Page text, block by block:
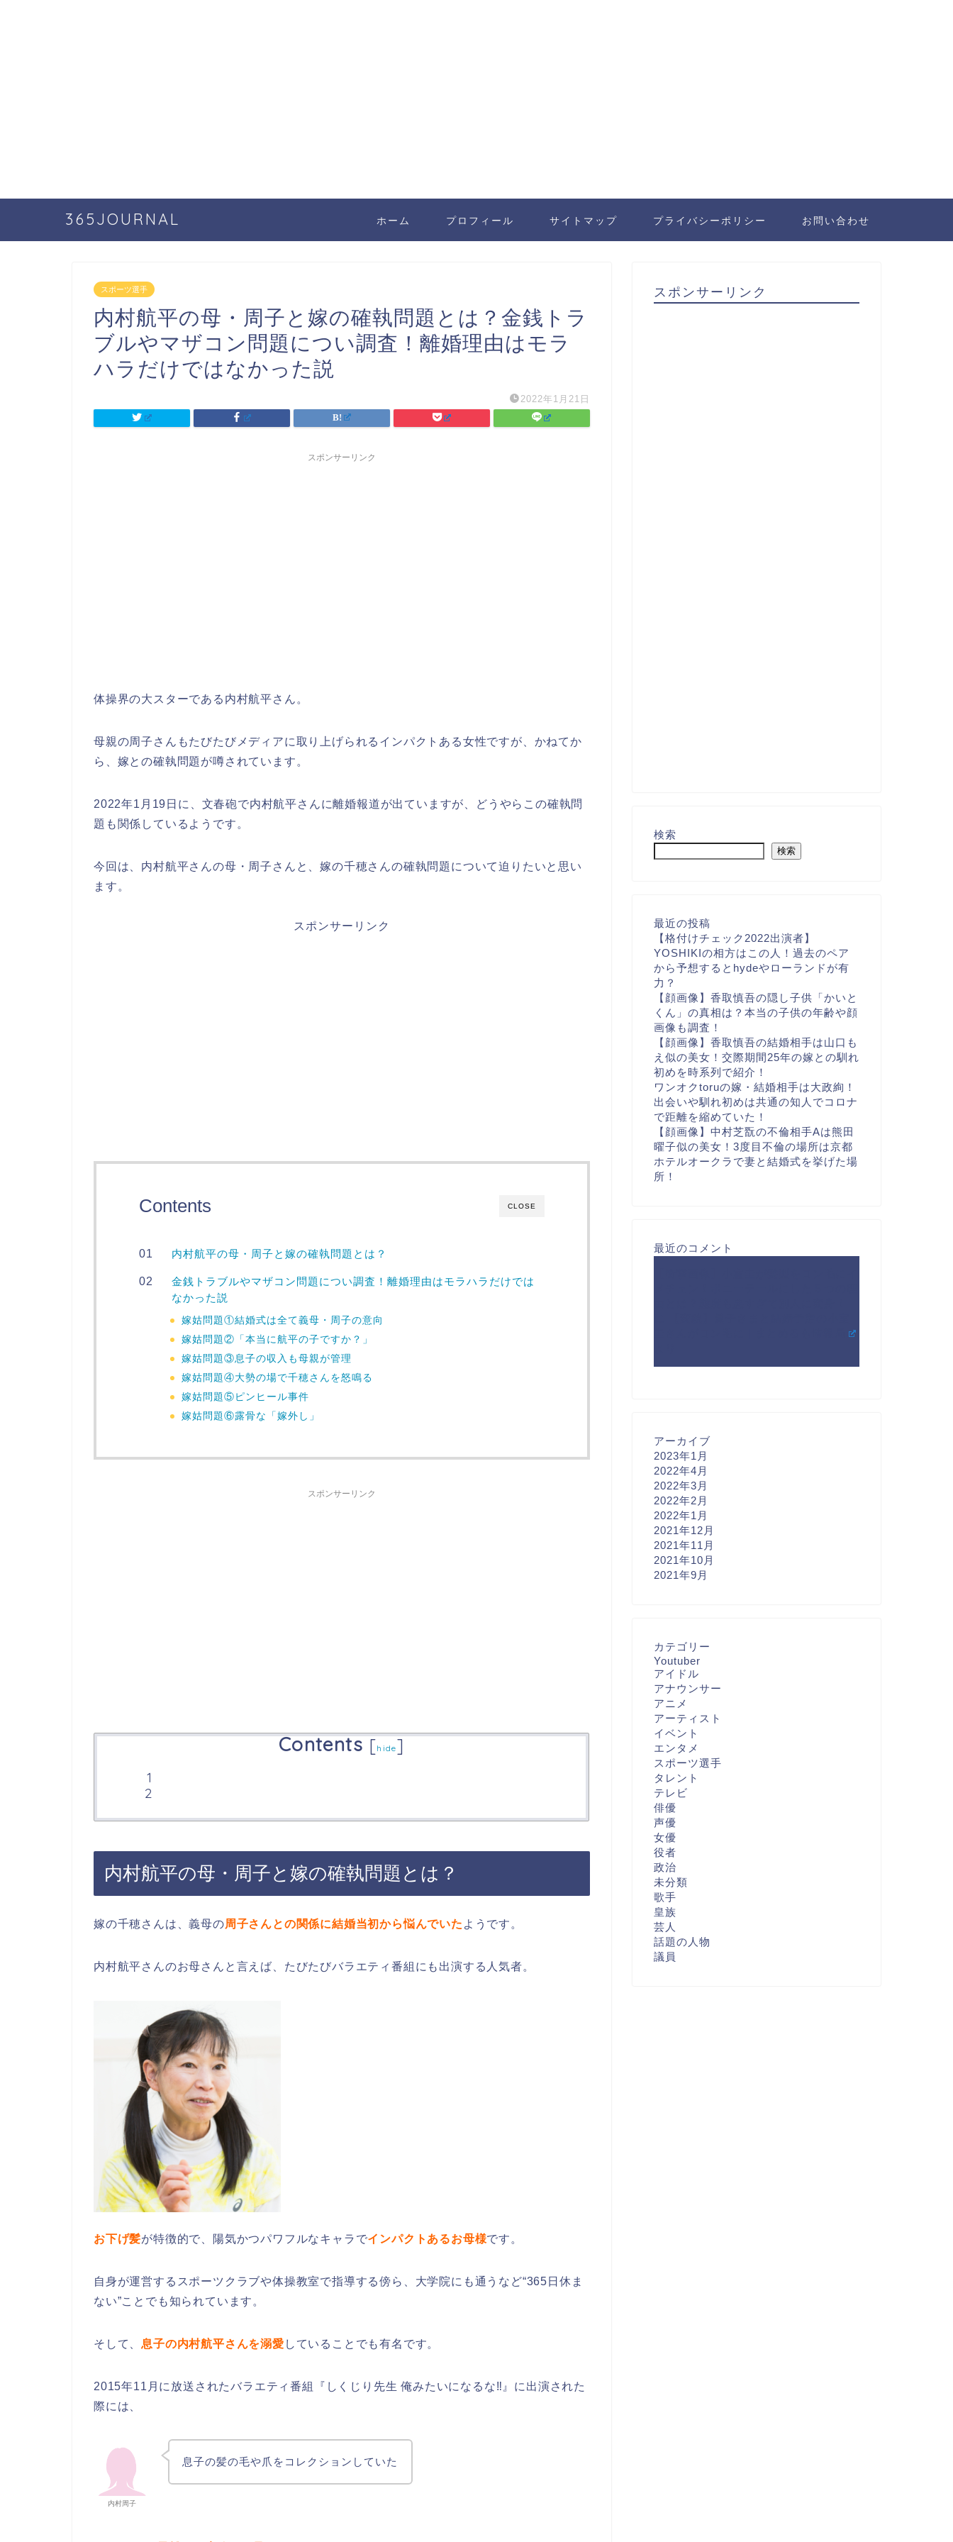
365JOURNAL ホーム プロフィール サイトマップ プライバシーポリシー お問い合わせ
スポーツ選手
内村航平の母・周子と嫁の確執問題とは？金銭トラ
ブルやマザコン問題につい調査！離婚理由はモラ
ハラだけではなかった説
2022年1月21日
スポンサーリンク
体操界の大スターである内村航平さん。
母親の周子さんもたびたびメディアに取り上げられるインパクトある女性ですが、かねてか
ら、嫁との確執問題が噂されています。
2022年1月19日に、文春砲で内村航平さんに離婚報道が出ていますが、どうやらこの確執問
題も関係しているようです。
今回は、内村航平さんの母・周子さんと、嫁の千穂さんの確執問題について迫りたいと思い
ます。
スポンサーリンク
CLOSE
Contents
内村航平の母・周子と嫁の確執問題とは？
金銭トラブルやマザコン問題につい調査！離婚理由はモラハラだけでは
なかった説
嫁姑問題①結婚式は全て義母・周子の意向
嫁姑問題②「本当に航平の子ですか？」
嫁姑問題③息子の収入も母親が管理
嫁姑問題④大勢の場で千穂さんを怒鳴る
嫁姑問題⑤ピンヒール事件
嫁姑問題⑥露骨な「嫁外し」
スポンサーリンク
Contents [hide]
内村航平の母・周子と嫁の確執問題とは？
嫁の千穂さんは、義母の周子さんとの関係に結婚当初から悩んでいた ようです。
内村航平さんのお母さんと言えば、たびたびバラエティ番組にも出演する人気者。
お下げ髪が特徴的で、陽気かつパワフルなキャラでインパクトあるお母様です。
自身が運営するスポーツクラブや体操教室で指導する傍ら、大学院にも通うなど“365日休ま
ない”ことでも知られています。
そして、 息子の内村航平さんを溺愛 していることでも有名です。
2015年11月に放送されたバラエティ番組『しくじり先生 俺みたいになるな‼』に出演された
際には、
内村周子
息子の髪の毛や爪をコレクションしていた
スポンサーリンク
検索
検索
最近の投稿
【格付けチェック2022出演者】
YOSHIKIの相方はこの人！過去のペア
から予想するとhydeやローランドが有
力？
【顔画像】香取慎吾の隠し子供「かいと
くん」の真相は？本当の子供の年齢や顔
画像も調査！
【顔画像】香取慎吾の結婚相手は山口も
え似の美女！交際期間25年の嫁との馴れ
初めを時系列で紹介！
ワンオクtoruの嫁・結婚相手は大政絢！
出会いや馴れ初めは共通の知人でコロナ
で距離を縮めていた！
【顔画像】中村芝翫の不倫相手Aは熊田
曜子似の美女！3度目不倫の場所は京都
ホテルオークラで妻と結婚式を挙げた場
所！
最近のコメント
アーカイブ
2023年1月
2022年4月
2022年3月
2022年2月
2022年1月
2021年12月
2021年11月
2021年10月
2021年9月
カテゴリー
Youtuber
アイドル
アナウンサー
アニメ
アーティスト
イベント
エンタメ
スポーツ選手
タレント
テレビ
俳優
声優
女優
役者
政治
未分類
歌手
皇族
芸人
話題の人物
議員